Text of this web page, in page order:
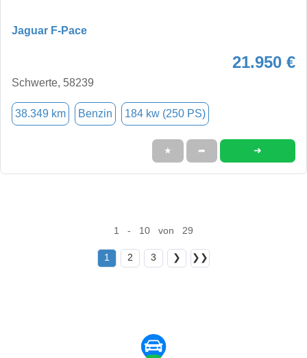
Jaguar F-Pace
21.950 €
Schwerte, 58239
38.349 km Benzin 184 kw (250 PS)
★ ➦ ➜
1 - 10 von 29
1 2 3 ❯ ❯❯